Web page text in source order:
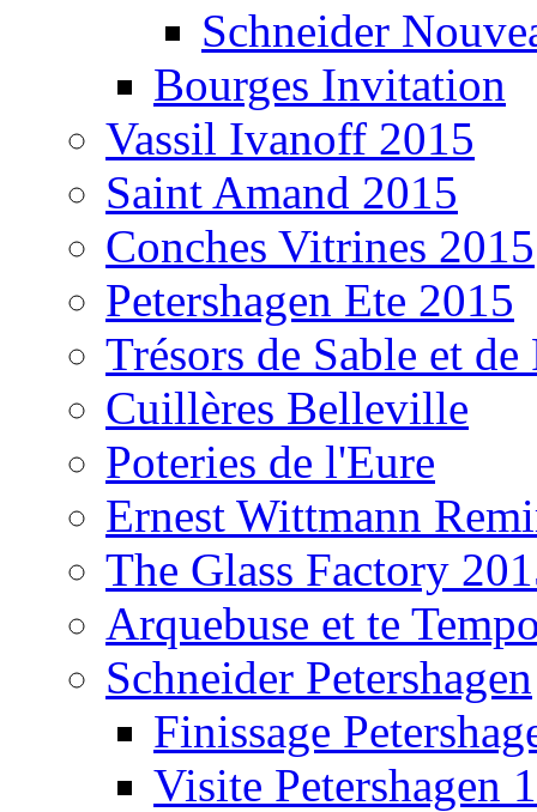
Schneider
Bourges Invitation
Vassil Ivanoff 2015
Saint Amand 2015
Conches Vitrines 2015
Petershagen Ete 2015
Trésors de Sable et de
Cuillères Belleville
Poteries de l'Eure
Ernest Wittmann
The Glass Factory
Arquebuse et te
Schneider Petershagen
Finissage
Visite Petershagen 1